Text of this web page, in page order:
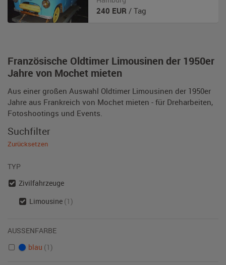
Französische Oldtimer Limousinen der 1950er
Jahre von Mochet mieten
Aus einer großen Auswahl Oldtimer Limousinen der 1950er
Jahre aus Frankreich von Mochet mieten - für Dreharbeiten,
Fotoshootings und Events.
240 EUR / Tag
Suchfilter
Zurücksetzen
TYP
Zivilfahrzeuge
Limousine (1)
AUSSENFARBE
blau (1)